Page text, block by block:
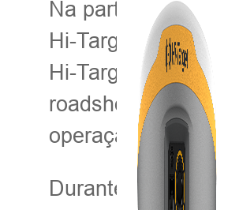
Na parte da
Hi-Target ao longo
Hi-Target, também
roadshow. Os
operação e
Durante o